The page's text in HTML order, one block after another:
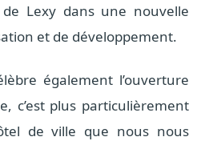
de Lexy dans une nouvelle
et de développement.
également l’ouverture
c’est plus particulièrement
de ville que nous nous